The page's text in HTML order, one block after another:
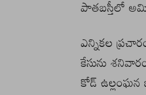
పాతబస్తీలో
ఎన్నికల
కేసును
కోడ్ ఉల్లంఘన